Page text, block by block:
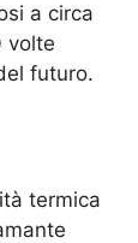
a circa
volte
futuro.
termica